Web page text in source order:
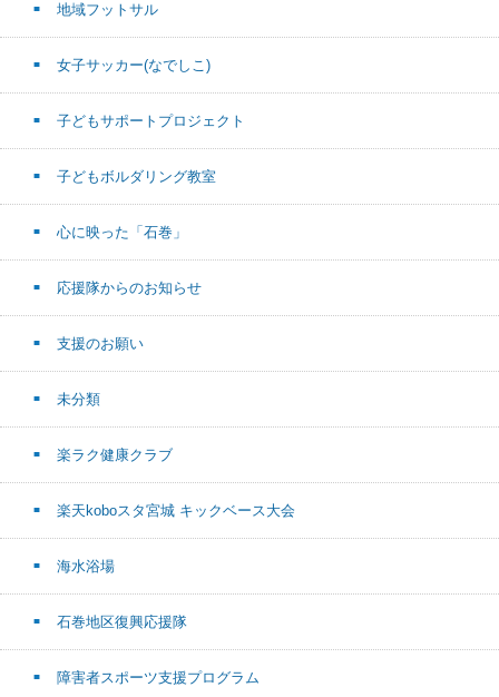
地域フットサル
女子サッカー(なでしこ)
子どもサポートプロジェクト
子どもボルダリング教室
心に映った「石巻」
応援隊からのお知らせ
支援のお願い
未分類
楽ラク健康クラブ
楽天koboスタ宮城 キックベース大会
海水浴場
石巻地区復興応援隊
障害者スポーツ支援プログラム